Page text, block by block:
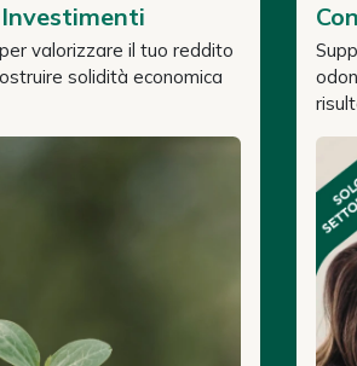
valorizzare il tuo reddito
solidità economica